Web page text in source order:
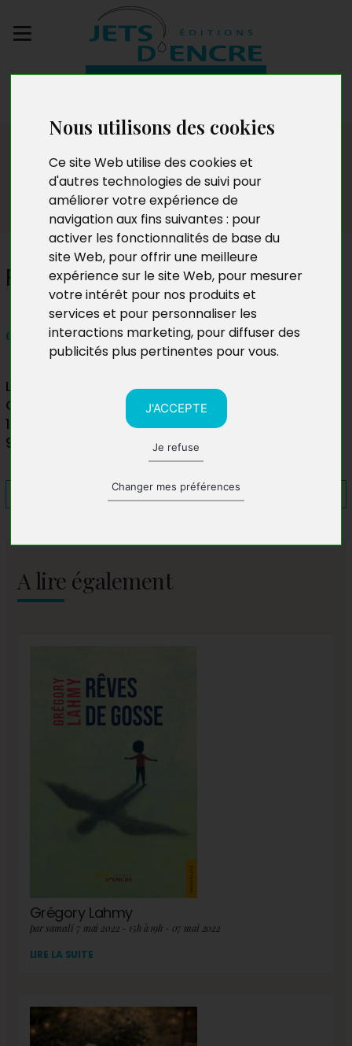
Nous utilisons des cookies
Ce site Web utilise des cookies et
d'autres technologies de suivi pour
améliorer votre expérience de
navigation aux fins suivantes : pour
activer les fonctionnalités de base du
site Web, pour offrir une meilleure
expérience sur le site Web, pour mesurer
votre intérêt pour nos produits et
services et pour personnaliser les
interactions marketing, pour diffuser des
publicités plus pertinentes pour vous.
J'ACCEPTE
Je refuse
Changer mes préférences
Dédicaces
Patrick GF Rouxel
dimanche 11 janvier 2026 de 11h à 18h
Librairie Le Grand Cercle
C.C. Art de Vivre
1 rue du Bas Noyer
95610 Eragny-sur-Oise
A lire également
Grégory Lahmy
par samedi 7 mai 2022 - 15h à 19h - 07 mai 2022
LIRE LA SUITE